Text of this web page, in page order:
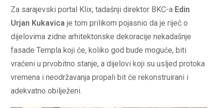
Za sarajevski portal Klix, tadašnji direktor BKC-a Edin
Urjan Kukavica je tom prilikom pojasnio da je riječ o
dijelovima zidne arhitektonske dekoracije nekadašnje
fasade Templa koji će, koliko god bude moguće, biti
vraćeni u prvobitno stanje, a dijelovi koji su usljed protoka
vremena i neodržavanja propali bit će rekonstruirani i
adekvatno obilježeni.